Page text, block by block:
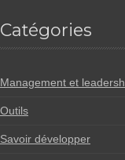
Catégories
Management et
Outils
Savoir développer